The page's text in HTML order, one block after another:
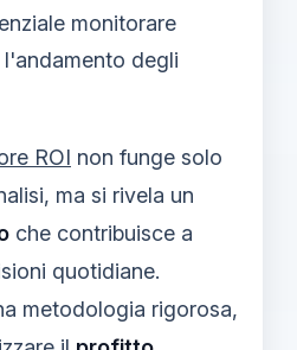
monitorare
degli
ROI non funge solo
ma si rivela un
che contribuisce a
quotidiane.
metodologia rigorosa,